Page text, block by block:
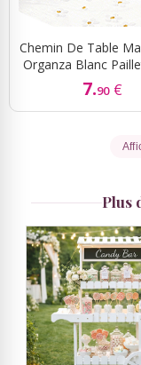
Chemin De Table
Organza Blanc
7.90 €
Plus